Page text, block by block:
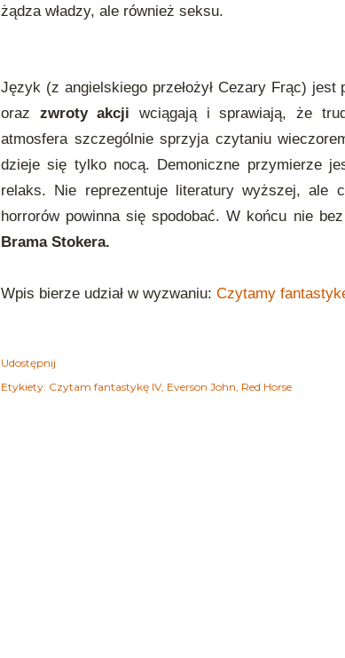
żądza władzy, ale również seksu.
Język (z angielskiego przełożył Cezary Frąc)
oraz zwroty akcji wciągają i sprawiają, że
atmosfera szczególnie sprzyja czytaniu
dzieje się tylko nocą. Demoniczne przymierze
relaks. Nie reprezentuje literatury wyższej, ale
horrorów powinna się spodobać. W końcu nie
Brama Stokera.
Wpis bierze udział w wyzwaniu: Czytamy
Udostępnij
Etykiety: Czytam fantastykę IV Everson John Red Horse